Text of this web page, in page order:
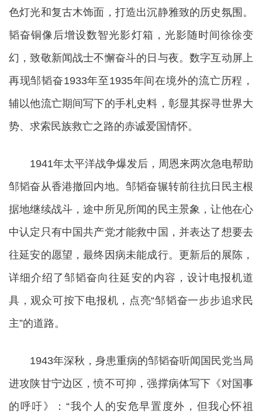
色灯光和复古木饰面，打造出沉静雅致的历史氛围。
韬奋铜像后增设数智光影灯箱，光影随时间徐徐变
幻，致敬新闻战士不懈奋斗的日与夜。数字互动屏上
再现邹韬奋1933年至1935年间在境外的流亡历程，
辅以他流亡期间写下的手札史料，彰显其探寻世界大
势、求索民族救亡之路的赤诚爱国情怀。
1941年太平洋战争爆发后，周恩来两次急电帮助
邹韬奋从香港撤回内地。邹韬奋辗转前往抗日民主根
据地继续战斗，途中所见所闻的民主景象，让他在心
中认定只有中国共产党才能救中国，并表达了想要去
往延安的愿望，最终因病未能成行。更新后的展陈，
详细介绍了邹韬奋向往延安的内容，设计电报机道
具，观众可按下电报机，点亮“邹韬奋一步步追求民
主”的道路。
1943年深秋，身患重病的邹韬奋听闻国民党当局
进攻陕甘宁边区，愤不可抑，强撑病体写下《对国事
的呼吁》：“我个人的安危早置度外，但我心怀祖